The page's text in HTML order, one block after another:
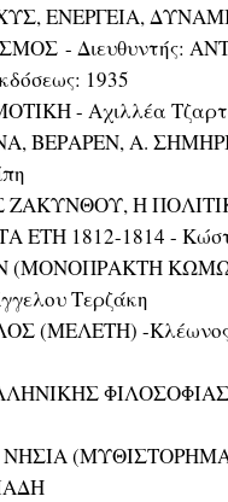
ΕΝΕΡΓΕΙΑ,
- Διευθυντής:
1935
- Αχιλλέα
ΒΕΡΑΡΕΝ, Α.
Η
ΕΤΗ 1812-1814 -
(ΜΟΝΟΠΡΑΚΤΗ
Τερζάκη
(ΜΕΛΕΤΗ) -